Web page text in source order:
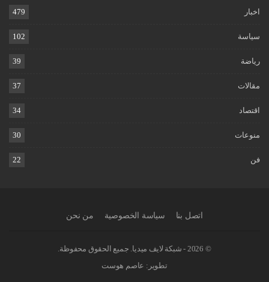
اخبار 479
سياسة 102
رياضة 39
مقالات 37
اقتصاد 34
منوعات 30
فن 22
اتصل بنا سياسة الخصوصية من نحن
© 2026 - شبكة لايف ميديا. جميع الحقوق محفوظة.
تطوير: عاصم هوست